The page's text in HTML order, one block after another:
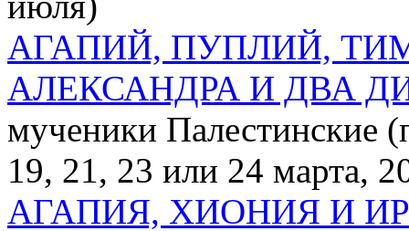
АГАПИЙ, ПУПЛИЙ,
АЛЕКСАНДРА И ДВА
мученики Палестинские
19, 21, 23 или 24 марта,
АГАПИЯ, ХИОНИЯ И